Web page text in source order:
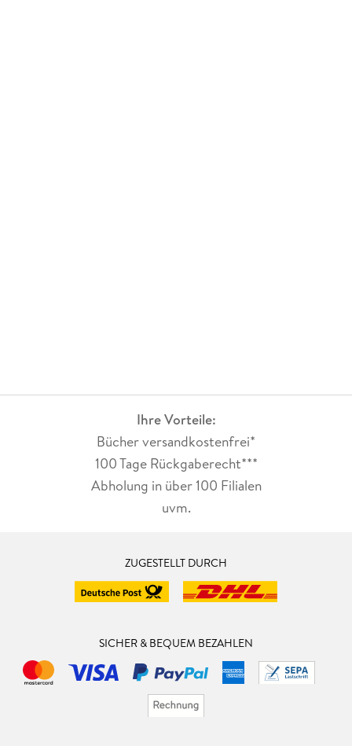
Ihre Vorteile:
Bücher versandkostenfrei*
100 Tage Rückgaberecht***
Abholung in über 100 Filialen
uvm.
ZUGESTELLT DURCH
SICHER & BEQUEM BEZAHLEN